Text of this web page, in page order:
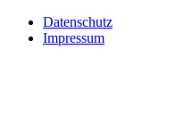
Datenschutz
Impressum